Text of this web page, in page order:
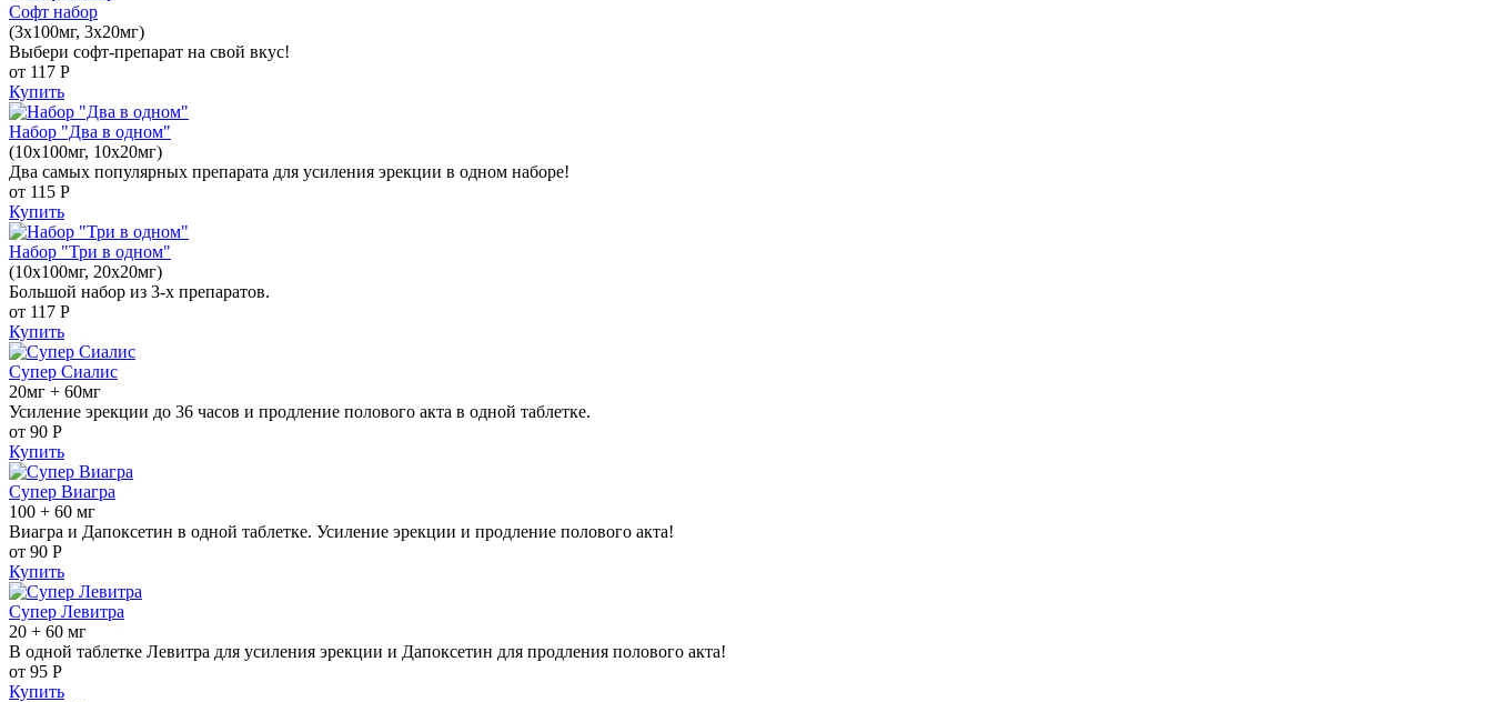
Софт набор
(3x100мг, 3x20мг)
Выбери софт-препарат на свой вкус!
от 117 Р
Купить
Набор "Два в одном"
(10x100мг, 10x20мг)
Два самых популярных препарата для усиления эрекции в одном наборе!
от 115 Р
Купить
Набор "Три в одном"
(10x100мг, 20x20мг)
Большой набор из 3-х препаратов.
от 117 Р
Купить
Супер Сиалис
20мг + 60мг
Усиление эрекции до 36 часов и продление полового акта в одной таблетке.
от 90 Р
Купить
Супер Виагра
100 + 60 мг
Виагра и Дапоксетин в одной таблетке. Усиление эрекции и продление полового акта!
от 90 Р
Купить
Супер Левитра
20 + 60 мг
В одной таблетке Левитра для усиления эрекции и Дапоксетин для продления полового акта!
от 95 Р
Купить